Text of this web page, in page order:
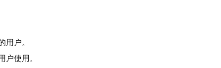
用户。
户使用。